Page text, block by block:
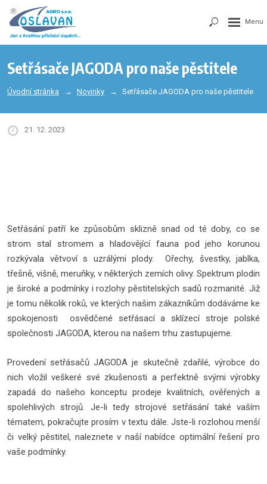
Setřásače JAGODA pro naše pěstitele
Úvodní stránka Novinky Setřásače JAGODA pro naše pěstitele
21. 12. 2023
Setřásání patří ke způsobům sklizně snad od té doby, co se
strom stal stromem a hladovějící fauna pod jeho korunou
rozkývala větvoví s uzrálými plody. Ořechy, švestky, jablka,
třešně, višně, meruňky, v některých zemích olivy. Spektrum plodin
je široké a podmínky i rozlohy pěstitelských sadů rozmanité. Již
je tomu několik roků, ve kterých našim zákazníkům dodáváme ke
spokojenosti osvědčené setřásací a sklízecí stroje polské
společnosti JAGODA, kterou na našem trhu zastupujeme.
Provedení setřásačů JAGODA je skutečně zdařilé, výrobce do
nich vložil veškeré své zkušenosti a perfektně svými výrobky
zapadá do našeho konceptu prodeje kvalitních, ověřených a
spolehlivých strojů. Je-li tedy strojové setřásání také vaším
tématem, pokračujte prosím v textu dále. Jste-li rozlohou menší
či velký pěstitel, naleznete v naší nabídce optimální řešení pro
vaše podmínky.